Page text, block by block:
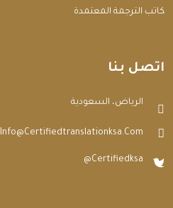
مكاتب الترجمة المعتمدة
اتصل بنا
الرياض، السعودية
Info@certifiedtranslationksa.com
@certifiedksa